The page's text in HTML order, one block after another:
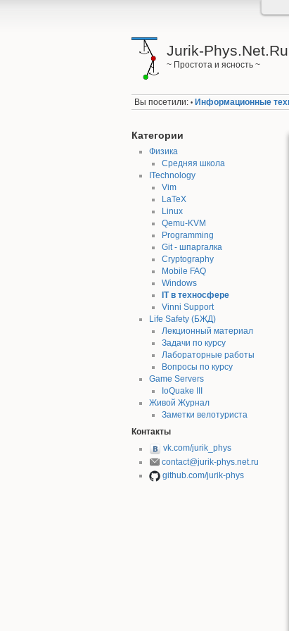
Jurik-Phys.Net.Ru
~ Простота и ясность ~
Вы посетили: • Информационные
Категории
Физика
Средняя школа
ITechnology
Vim
LaTeX
Linux
Qemu-KVM
Programming
Git - шпаргалка
Cryptography
Mobile FAQ
Windows
IT в техносфере
Vinni Support
Life Safety (БЖД)
Лекционный материал
Задачи по курсу
Лабораторные работы
Вопросы по курсу
Game Servers
IoQuake III
Живой Журнал
Заметки велотуриста
Контакты
vk.com/jurik_phys
contact@jurik-phys.net.ru
github.com/jurik-phys